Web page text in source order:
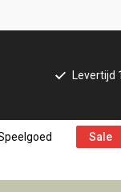
Levertijd
Sale